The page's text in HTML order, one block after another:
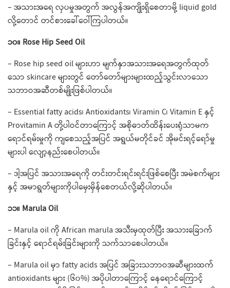
– အသားအ​ရေ လှပမှုအတွက် အလွန်အကျိုးရှိ​စေတာမို့ liquid gold
လို့တောင် တင်စား​ခေါ်​ဝေါ်ကြပါတယ်။
၁၀။ Rose Hip Seed Oil
– Rose hip seed oil များဟာ မျက်နှာအသားအ​ရေအတွက်ထုတ်​
သော skincare များတွင် တော်တော်များများထည့်သွင်းလာ​သော
သဘာဝအဆီတစ်မျိုးဖြစ်ပါတယ်။
– Essential fatty acids၊ Antioxidants၊ Viramin C၊ Vitamin E နှင့်
Provitamin A ​တို့ပါဝင်တာ​ကြောင့် အစိုဓာတ်ထိန်း​ပေးရုံသာမက
ရောင်ရမ်းမှုကို ကျ​စေသည့်အပြင် အရွယ်မတိုင်ခင် အိုမင်းရင့်​ရော်မှု
များပါ ​လျော့နည်း​စေပါတယ်။
– ဒါ့အပြင် အသားအ​ရေကို တင်းတင်းရင်းရင်းဖြစ်​စေပြီး အမဲစက်များ
နှင့် အမာရွတ်များကိုပါ​မှေးမှိန်​စေတယ်လို့ဆိုပါတယ်။
၁၁။ Marula Oil
– Marula oil ကို African marula အသီးမှထုတ်ပြီး အသား​ခြောက်
ခြင်းနှင့် ရောင်ရမ်းခြင်းများကို သက်သာ​စေပါတယ်။
– Marula oil မှာ fatty acids အပြင် အခြားသဘာဝအဆီများထက်
antioxidants များ (၆၀%) အပိုပါတာ​ကြောင့် ​နေ​ရောင်​ကြောင့်